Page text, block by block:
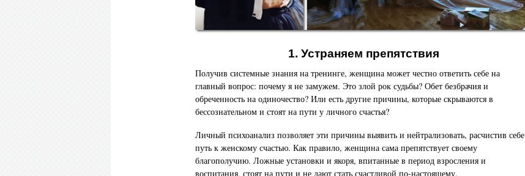
1. Устраняем препятствия
Получив системные знания на тренинге, женщина может честно ответить себе на
главный вопрос: почему я не замужем. Это злой рок судьбы? Обет безбрачия и
обреченность на одиночество? Или есть другие причины, которые скрываются в
бессознательном и стоят на пути у личного счастья?
Личный психоанализ позволяет эти причины выявить и нейтрализовать, расчистив себе
путь к женскому счастью. Как правило, женщина сама препятствует своему
благополучию. Ложные установки и якоря, впитанные в период взросления и
воспитания, стоят на пути и не дают стать счастливой по-настоящему.